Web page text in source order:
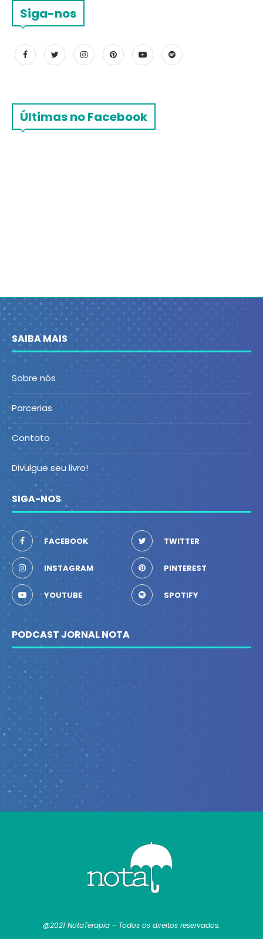
Siga-nos
Últimas no Facebook
SAIBA MAIS
Sobre nós
Parcerias
Contato
Divulgue seu livro!
SIGA-NOS
FACEBOOK TWITTER
INSTAGRAM PINTEREST
YOUTUBE SPOTIFY
PODCAST JORNAL NOTA
@2021 NotaTerapia - Todos os direitos reservados.